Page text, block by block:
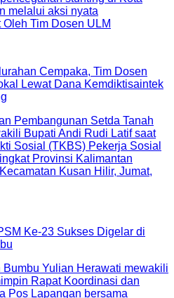
Cempaka, Tim Dosen
Lewat Dana Kemdiktisaintek
Ke-23 Sukses Digelar di